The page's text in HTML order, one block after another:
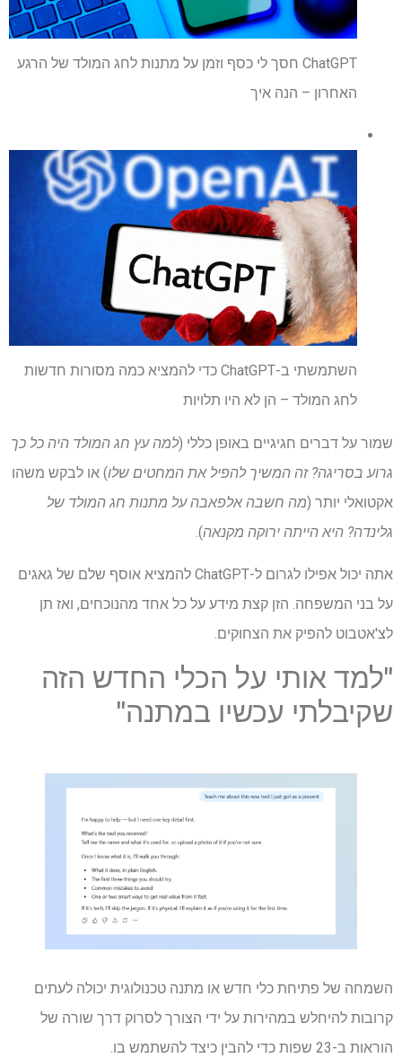
ChatGPT חסך לי כסף וזמן על מתנות לחג המולד של הרגע
האחרון – הנה איך
השתמשתי ב-ChatGPT כדי להמציא כמה מסורות חדשות
לחג המולד – הן לא היו תלויות
שמור על דברים חגיגיים באופן כללי (למה עץ חג המולד היה כל כך
גרוע בסריגה? זה המשיך להפיל את המחטים שלו) או לבקש משהו
אקטואלי יותר (מה חשבה אלפאבה על מתנות חג המולד של
גלינדה? היא הייתה ירוקה מקנאה).
אתה יכול אפילו לגרום ל-ChatGPT להמציא אוסף שלם של גאגים
על בני המשפחה. הזן קצת מידע על כל אחד מהנוכחים, ואז תן
לצ'אטבוט להפיק את הצחוקים.
"למד אותי על הכלי החדש הזה
שקיבלתי עכשיו במתנה"
השמחה של פתיחת כלי חדש או מתנה טכנולוגית יכולה לעתים
קרובות להיחלש במהירות על ידי הצורך לסרוק דרך שורה של
הוראות ב-23 שפות כדי להבין כיצד להשתמש בו.